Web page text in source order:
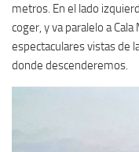
metros. En el lado
coger, y va paralelo a
espectaculares vistas de
donde descenderemos.